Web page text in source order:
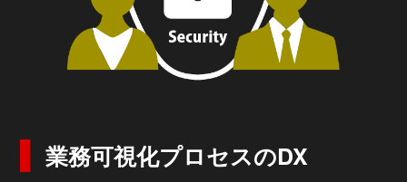
業務可視化プロセスのDX